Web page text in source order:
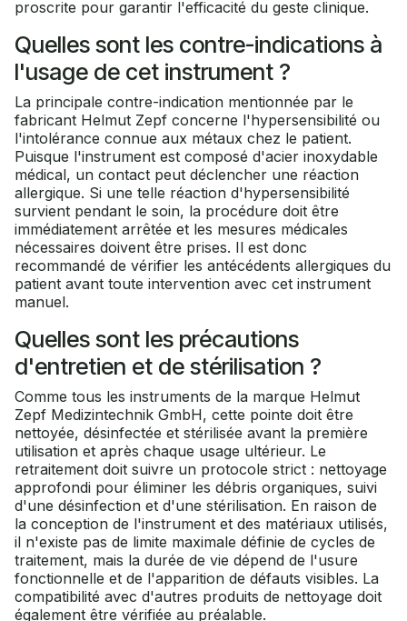
proscrite pour garantir l'efficacité du geste clinique.
Quelles sont les contre-indications à
l'usage de cet instrument ?
La principale contre-indication mentionnée par le
fabricant Helmut Zepf concerne l'hypersensibilité ou
l'intolérance connue aux métaux chez le patient.
Puisque l'instrument est composé d'acier inoxydable
médical, un contact peut déclencher une réaction
allergique. Si une telle réaction d'hypersensibilité
survient pendant le soin, la procédure doit être
immédiatement arrêtée et les mesures médicales
nécessaires doivent être prises. Il est donc
recommandé de vérifier les antécédents allergiques du
patient avant toute intervention avec cet instrument
manuel.
Quelles sont les précautions
d'entretien et de stérilisation ?
Comme tous les instruments de la marque Helmut
Zepf Medizintechnik GmbH, cette pointe doit être
nettoyée, désinfectée et stérilisée avant la première
utilisation et après chaque usage ultérieur. Le
retraitement doit suivre un protocole strict : nettoyage
approfondi pour éliminer les débris organiques, suivi
d'une désinfection et d'une stérilisation. En raison de
la conception de l'instrument et des matériaux utilisés,
il n'existe pas de limite maximale définie de cycles de
traitement, mais la durée de vie dépend de l'usure
fonctionnelle et de l'apparition de défauts visibles. La
compatibilité avec d'autres produits de nettoyage doit
également être vérifiée au préalable.